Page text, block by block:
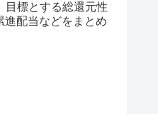
目標とする総還元性
進配当などをまとめ